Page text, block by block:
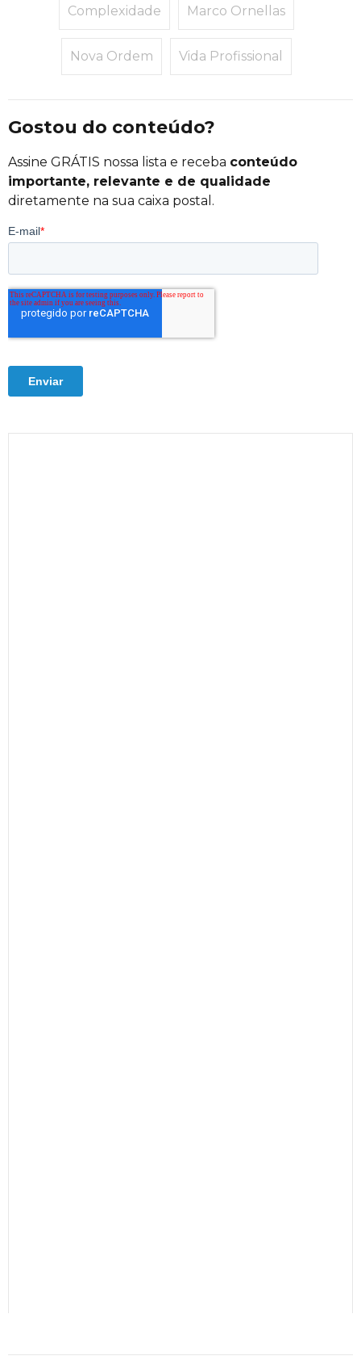
Complexidade Marco Ornellas
Nova Ordem Vida Profissional
Gostou do conteúdo?
Assine GRÁTIS nossa lista e receba conteúdo
importante, relevante e de qualidade
diretamente na sua caixa postal.